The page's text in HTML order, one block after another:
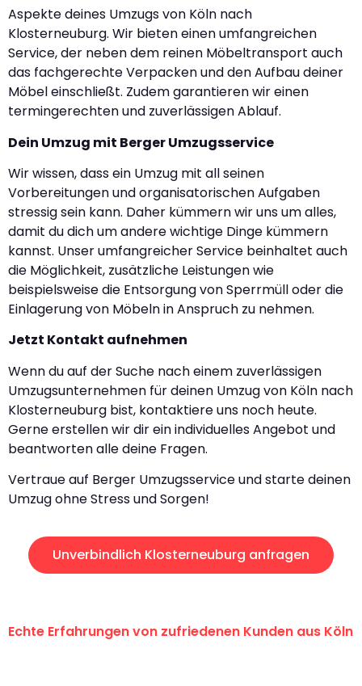
Aspekte deines Umzugs von Köln nach
Klosterneuburg. Wir bieten einen umfangreichen
Service, der neben dem reinen Möbeltransport auch
das fachgerechte Verpacken und den Aufbau deiner
Möbel einschließt. Zudem garantieren wir einen
termingerechten und zuverlässigen Ablauf.
Dein Umzug mit Berger Umzugsservice
Wir wissen, dass ein Umzug mit all seinen
Vorbereitungen und organisatorischen Aufgaben
stressig sein kann. Daher kümmern wir uns um alles,
damit du dich um andere wichtige Dinge kümmern
kannst. Unser umfangreicher Service beinhaltet auch
die Möglichkeit, zusätzliche Leistungen wie
beispielsweise die Entsorgung von Sperrmüll oder die
Einlagerung von Möbeln in Anspruch zu nehmen.
Jetzt Kontakt aufnehmen
Wenn du auf der Suche nach einem zuverlässigen
Umzugsunternehmen für deinen Umzug von Köln nach
Klosterneuburg bist, kontaktiere uns noch heute.
Gerne erstellen wir dir ein individuelles Angebot und
beantworten alle deine Fragen.
Vertraue auf Berger Umzugsservice und starte deinen
Umzug ohne Stress und Sorgen!
Unverbindlich Klosterneuburg anfragen
Echte Erfahrungen von zufriedenen Kunden aus Köln